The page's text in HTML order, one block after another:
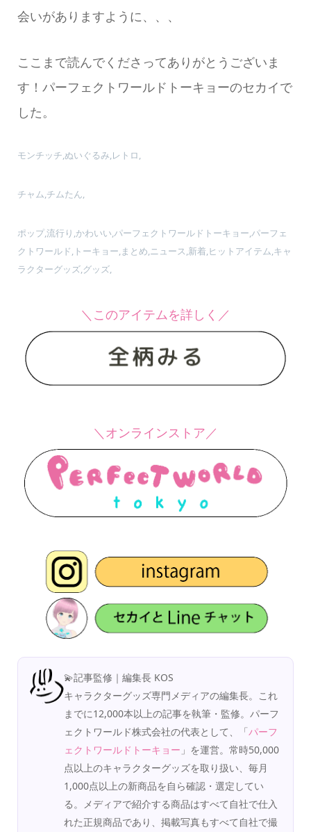
会いがありますように、、、
ここまで読んでくださってありがとうございま
す！パーフェクトワールドトーキョーのセカイで
した。
モンチッチ,ぬいぐるみ,レトロ,
チャム,チムたん,
ポップ,流行り,かわいい,パーフェクトワールドトーキョー,パーフェ
クトワールド,トーキョー,まとめ,ニュース,新着,ヒットアイテム,キャ
ラクターグッズ,グッズ,
＼このアイテムを詳しく／
＼オンラインストア／
💫記事監修｜編集長 KOS
キャラクターグッズ専門メディアの編集長。これ
までに12,000本以上の記事を執筆・監修。パーフ
ェクトワールド株式会社の代表として、「パーフ
ェクトワールドトーキョー 」を運営。常時50,000
点以上のキャラクターグッズを取り扱い、毎月
1,000点以上の新商品を自ら確認・選定してい
る。メディアで紹介する商品はすべて自社で仕入
れた正規商品であり、掲載写真もすべて自社で撮